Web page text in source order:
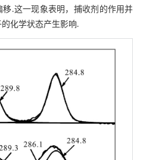
.这一现象表明，捕收剂的作用并
化学状态产生影响.